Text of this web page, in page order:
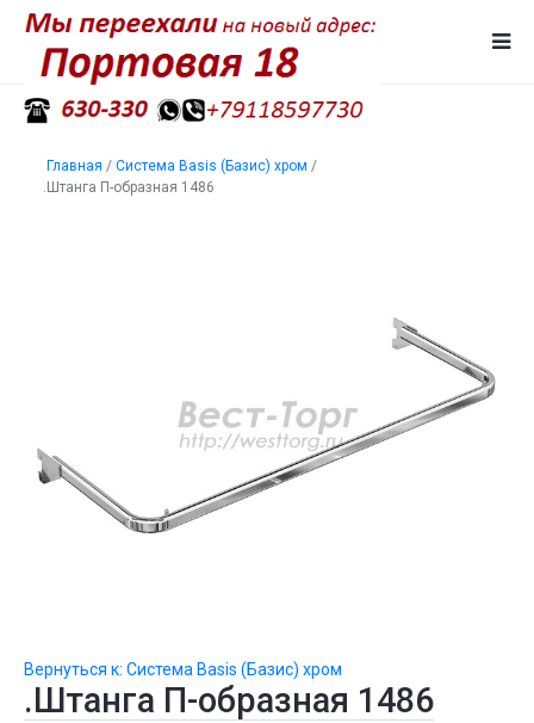
Главная / Система Basis (Базис) хром /
.Штанга П-образная 1486
Вернуться к: Система Basis (Базис) хром
.Штанга П-образная 1486